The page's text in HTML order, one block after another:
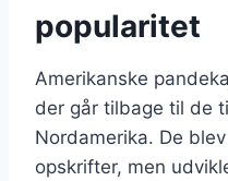
popularitet
Amerikanske
der går tilbage til de
Nordamerika. De
opskrifter, men